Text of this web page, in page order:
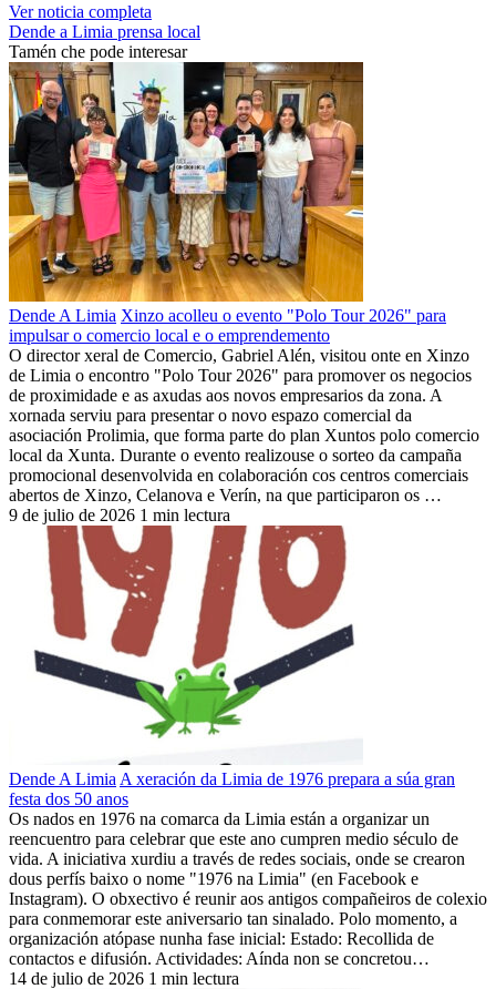
Ver noticia completa
Dende a Limia prensa local
Tamén che pode interesar
Dende A Limia Xinzo acolleu o evento "Polo Tour 2026" para
impulsar o comercio local e o emprendemento
O director xeral de Comercio, Gabriel Alén, visitou onte en Xinzo
de Limia o encontro "Polo Tour 2026" para promover os negocios
de proximidade e as axudas aos novos empresarios da zona. A
xornada serviu para presentar o novo espazo comercial da
asociación Prolimia, que forma parte do plan Xuntos polo comercio
local da Xunta. Durante o evento realizouse o sorteo da campaña
promocional desenvolvida en colaboración cos centros comerciais
abertos de Xinzo, Celanova e Verín, na que participaron os …
9 de julio de 2026 1 min lectura
Dende A Limia A xeración da Limia de 1976 prepara a súa gran
festa dos 50 anos
Os nados en 1976 na comarca da Limia están a organizar un
reencuentro para celebrar que este ano cumpren medio século de
vida. A iniciativa xurdiu a través de redes sociais, onde se crearon
dous perfís baixo o nome "1976 na Limia" (en Facebook e
Instagram). O obxectivo é reunir aos antigos compañeiros de colexio
para conmemorar este aniversario tan sinalado. Polo momento, a
organización atópase nunha fase inicial: Estado: Recollida de
contactos e difusión. Actividades: Aínda non se concretou…
14 de julio de 2026 1 min lectura